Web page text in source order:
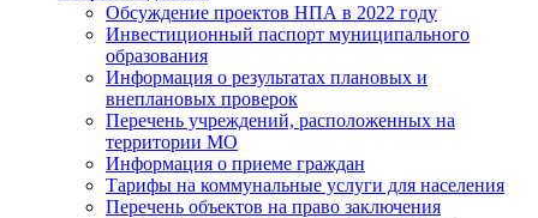
Обсуждение проектов НПА в 2022 году
Инвестиционный паспорт муниципального
образования
Информация о результатах плановых и
внеплановых проверок
Перечень учреждений, расположенных на
территории МО
Информация о приеме граждан
Тарифы на коммунальные услуги для населения
Перечень объектов на право заключения